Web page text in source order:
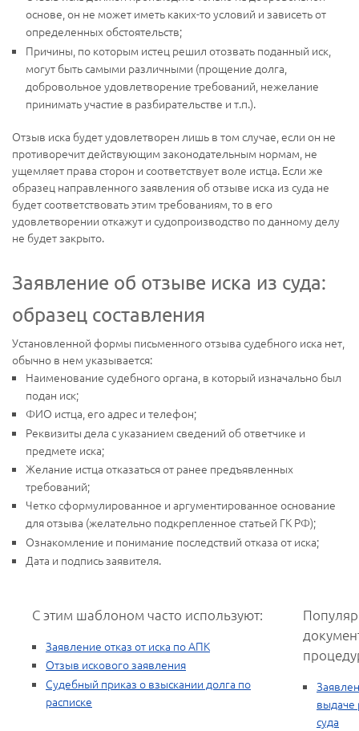
основе, он не может иметь каких-то условий и зависеть от
определенных обстоятельств;
Причины, по которым истец решил отозвать поданный иск,
могут быть самыми различными (прощение долга,
добровольное удовлетворение требований, нежелание
принимать участие в разбирательстве и т.п.).
Отзыв иска будет удовлетворен лишь в том случае, если он не
противоречит действующим законодательным нормам, не
ущемляет права сторон и соответствует воле истца. Если же
образец направленного заявления об отзыве иска из суда не
будет соответствовать этим требованиям, то в его
удовлетворении откажут и судопроизводство по данному делу
не будет закрыто.
Заявление об отзыве иска из суда:
образец составления
Установленной формы письменного отзыва судебного иска нет,
обычно в нем указывается:
Наименование судебного органа, в который изначально был
подан иск;
ФИО истца, его адрес и телефон;
Реквизиты дела с указанием сведений об ответчике и
предмете иска;
Желание истца отказаться от ранее предъявленных
требований;
Четко сформулированное и аргументированное основание
для отзыва (желательно подкрепленное статьей ГК РФ);
Ознакомление и понимание последствий отказа от иска;
Дата и подпись заявителя.
С этим шаблоном часто используют:
Заявление отказ от иска по АПК
Отзыв искового заявления
Судебный приказ о взыскании долга по
расписке
суда